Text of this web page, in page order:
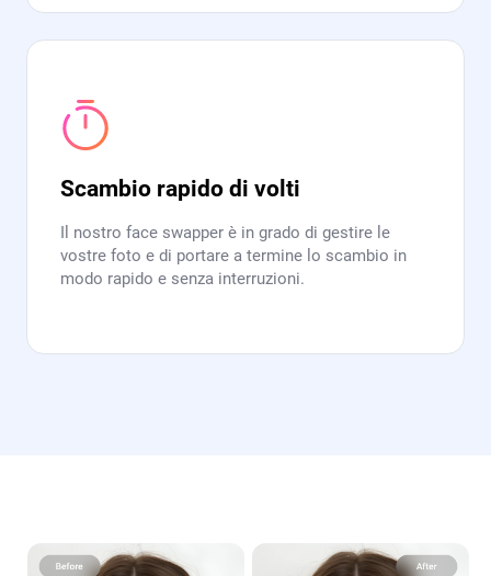
Scambio rapido di volti
Il nostro face swapper è in grado di gestire le
vostre foto e di portare a termine lo scambio in
modo rapido e senza interruzioni.